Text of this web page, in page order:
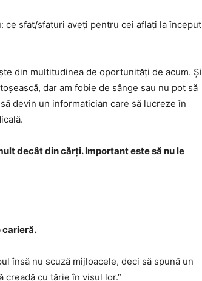
ce sfat/sfaturi aveți pentru cei aflați la început
din multitudinea de oportunități de acum. Și
dar am fobie de sânge sau nu pot să
devin un informatician care să lucreze în
decât din cărți. Important este să nu le
carieră.
însă nu scuză mijloacele, deci să spună un
cu tărie în visul lor.”